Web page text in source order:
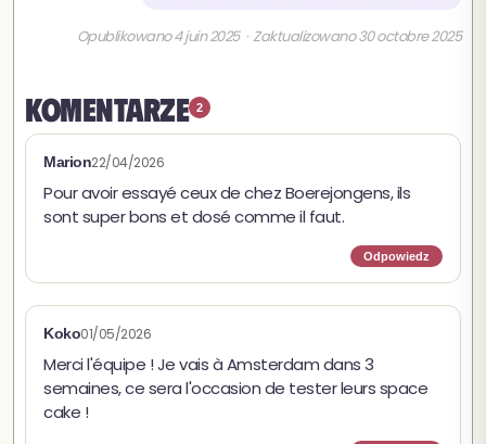
Opublikowano 4 juin 2025 · Zaktualizowano 30 octobre 2025
Komentarze 2
Marion22/04/2026
Pour avoir essayé ceux de chez Boerejongens, ils
sont super bons et dosé comme il faut.
Odpowiedz
Koko01/05/2026
Merci l'équipe ! Je vais à Amsterdam dans 3
semaines, ce sera l'occasion de tester leurs space
cake !